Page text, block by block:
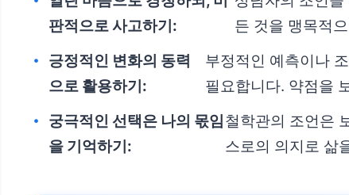
판적으로 사고하기:
든 것을 맹목적
긍정적인 변화의 동력
으로 활용하기:
부정적인 예측이나
필요합니다. 약점을
궁극적인 선택은 나의 몫임
을 기억하기:
철학관의 조언은
스로의 의지로 삶